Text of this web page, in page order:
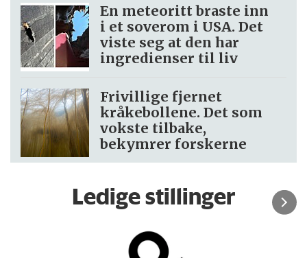
En meteoritt braste inn
i et soverom i USA. Det
viste seg at den har
ingredienser til liv
Frivillige fjernet
kråkebollene. Det som
vokste tilbake,
bekymrer forskerne
Ledige stillinger